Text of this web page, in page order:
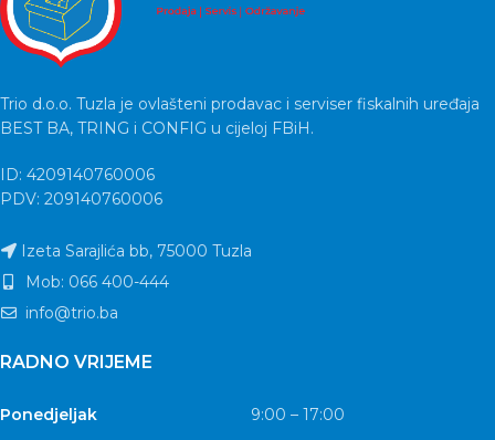
Trio d.o.o. Tuzla je ovlašteni prodavac i serviser fiskalnih uređaja
BEST BA, TRING i CONFIG u cijeloj FBiH.
ID: 4209140760006
PDV: 209140760006
Izeta Sarajlića bb, 75000 Tuzla
Mob: 066 400-444
info@trio.ba
RADNO VRIJEME
Ponedjeljak
9:00 – 17:00